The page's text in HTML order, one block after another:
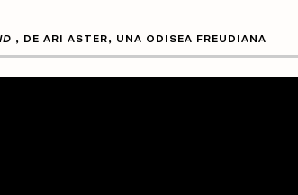
, DE ARI ASTER, UNA ODISEA FREUDIANA